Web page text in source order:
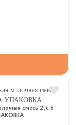
смесь 2, c 6